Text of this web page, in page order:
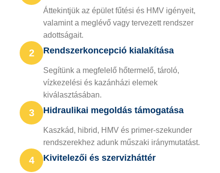
Áttekintjük az épület fűtési és HMV igényeit,
valamint a meglévő vagy tervezett rendszer
adottságait.
2 Rendszerkoncepció kialakítása
Segítünk a megfelelő hőtermelő, tároló,
vízkezelési és kazánházi elemek
kiválasztásában.
3 Hidraulikai megoldás támogatása
Kaszkád, hibrid, HMV és primer-szekunder
rendszerekhez adunk műszaki iránymutatást.
4 Kivitelezői és szervizháttér